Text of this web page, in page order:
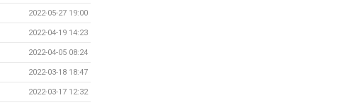
2022-05-27 19:00
2022-04-19 14:23
2022-04-05 08:24
2022-03-18 18:47
2022-03-17 12:32